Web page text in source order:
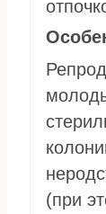
(при